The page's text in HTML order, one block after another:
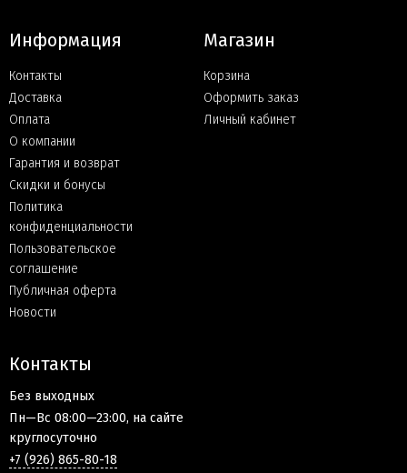
Информация
Контакты
Доставка
Оплата
О компании
Гарантия и возврат
Скидки и бонусы
Политика
конфиденциальности
Пользовательское
соглашение
Публичная оферта
Новости
Магазин
Корзина
Оформить заказ
Личный кабинет
Контакты
Без выходных
Пн—Вс 08:00—23:00, на сайте
круглосуточно
+7 (926) 865-80-18